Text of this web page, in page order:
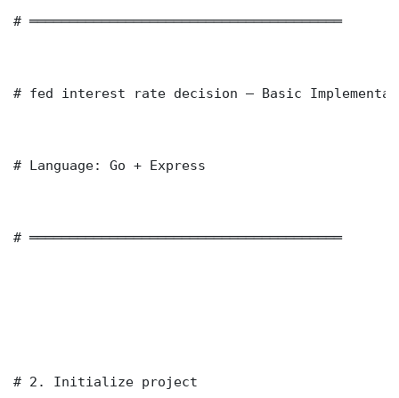
# ═══════════════════════════════════════
# fed interest rate decision — Basic
# Language: Go + Express
# ═══════════════════════════════════════
# 2. Initialize project